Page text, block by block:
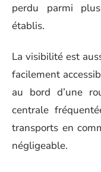
perdu parmi
établis.
La visibilité est
facilement
au bord d’une
centrale
transports en
négligeable.